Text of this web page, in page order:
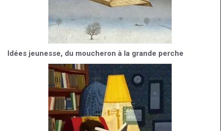
Idées jeunesse, du moucheron à la grande perche